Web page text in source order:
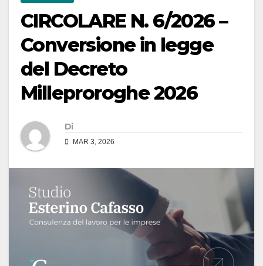
CIRCOLARE N. 6/2026 –
Conversione in legge
del Decreto
Milleproroghe 2026
Di
MAR 3, 2026